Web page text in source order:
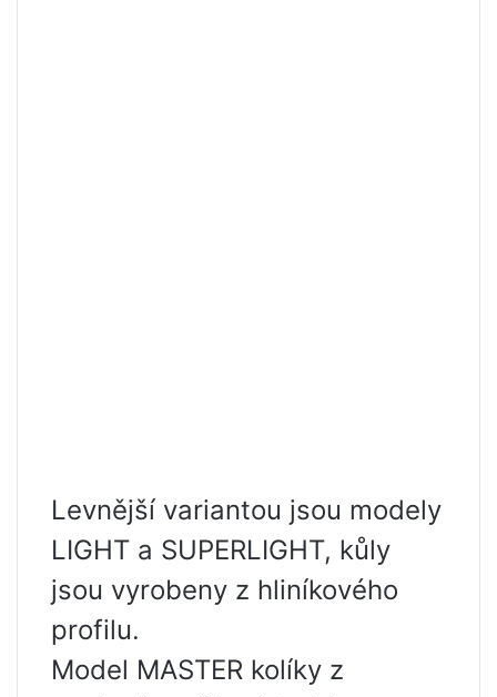
Levnější variantou jsou modely
LIGHT a SUPERLIGHT, kůly
jsou vyrobeny z hliníkového
profilu.
Model MASTER kolíky z